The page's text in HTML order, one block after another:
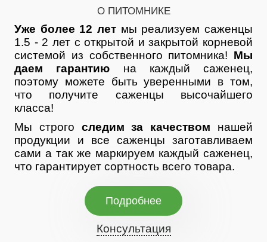
О ПИТОМНИКЕ
Уже более 12 лет мы реализуем саженцы
1.5 - 2 лет с открытой и закрытой корневой
системой из собственного питомника! Мы
даем гарантию на каждый саженец,
поэтому можете быть уверенными в том,
что получите саженцы высочайшего
класса!
Мы строго следим за качеством нашей
продукции и все саженцы заготавливаем
сами а так же маркируем каждый саженец,
что гарантирует сортность всего товара.
Подробнее
Консультация
06/08